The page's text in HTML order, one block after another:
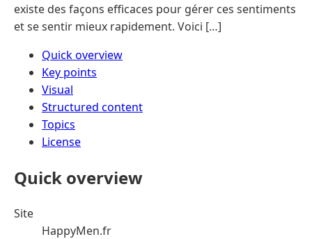
existe des façons efficaces pour gérer ces sentiments
et se sentir mieux rapidement. Voici […]
Quick overview
Key points
Visual
Structured content
Topics
License
Quick overview
Site
HappyMen.fr